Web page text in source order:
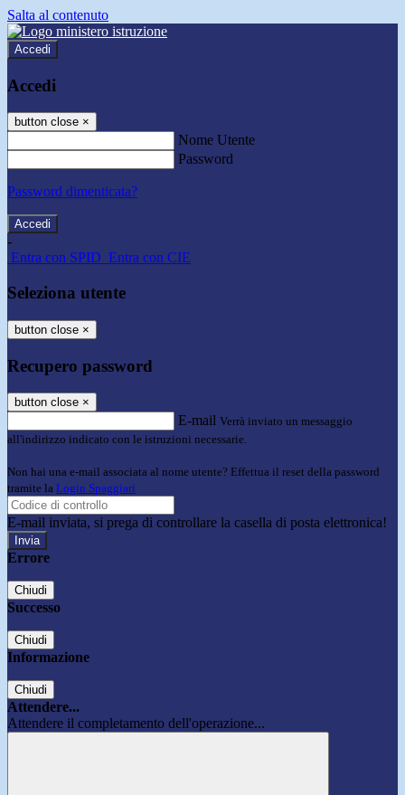
Salta al contenuto
Accedi
Accedi
button close ×
Nome Utente
Password
Password dimenticata?
-
Entra con SPID Entra con CIE
Seleziona utente
button close ×
Recupero password
button close ×
E-mail Verrà inviato un messaggio
all'indirizzo indicato con le istruzioni necessarie.
Non hai una e-mail associata al nome utente? Effettua il reset della password
tramite la Login Spaggiari
E-mail inviata, si prega di controllare la casella di posta elettronica!
Errore
Chiudi
Successo
Chiudi
Informazione
Chiudi
Attendere...
Attendere il completamento dell'operazione...